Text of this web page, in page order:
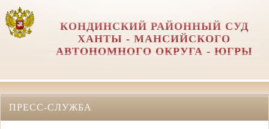
КОНДИНСКИЙ РАЙОННЫЙ СУД
ХАНТЫ - МАНСИЙСКОГО
АВТОНОМНОГО ОКРУГА - ЮГРЫ
ПРЕСС-СЛУЖБА